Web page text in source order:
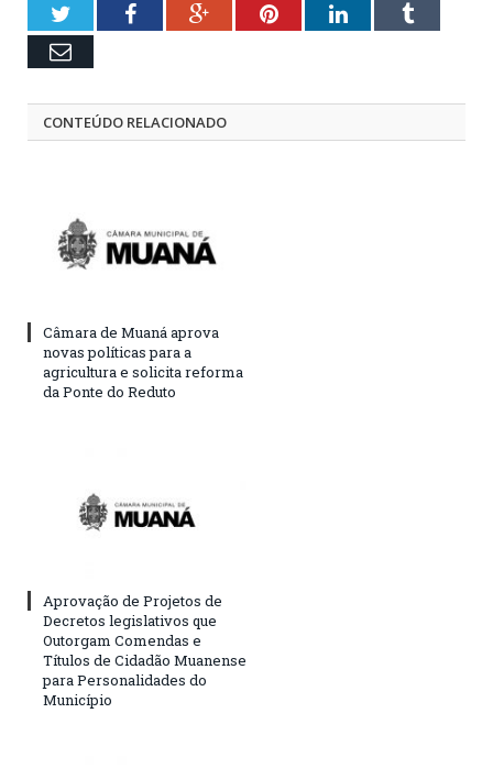
TwitterFacebookGoogle+PinterestLinkedInTumblr
Email
CONTEÚDO RELACIONADO
Câmara de Muaná aprova
novas políticas para a
agricultura e solicita reforma
da Ponte do Reduto
Aprovação de Projetos de
Decretos legislativos que
Outorgam Comendas e
Títulos de Cidadão Muanense
para Personalidades do
Município